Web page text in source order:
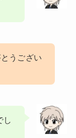
うござい
し